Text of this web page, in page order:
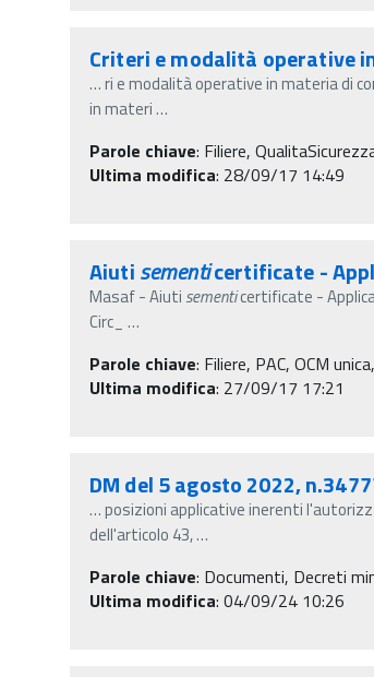
Criteri e modalità operative
…ri e modalità operative in materia di
in materi…
Parole chiave: Filiere,
Ultima modifica: 28/09/17 14:49
Aiutisementicertificate -
Masaf - Aiuti sementicertificate -
Circ_ …
Parole chiave: Filiere, PAC, OCM
Ultima modifica: 27/09/17 17:21
DM del 5 agosto 2022,
…posizioni applicative inerenti
dell'articolo 43,…
Parole chiave: Documenti, Decreti
Ultima modifica: 04/09/24 10:26